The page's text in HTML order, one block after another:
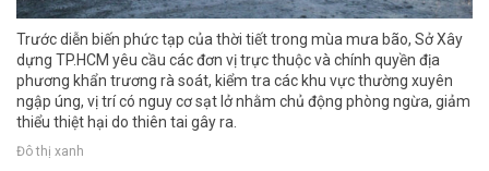
Trước diễn biến phức tạp của thời tiết trong mùa mưa bão, Sở Xây
dựng TP.HCM yêu cầu các đơn vị trực thuộc và chính quyền địa
phương khẩn trương rà soát, kiểm tra các khu vực thường xuyên
ngập úng, vị trí có nguy cơ sạt lở nhằm chủ động phòng ngừa, giảm
thiểu thiệt hại do thiên tai gây ra.
Đô thị xanh